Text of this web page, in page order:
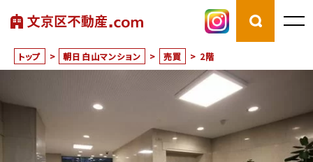
トップ > 朝日白山マンション > 売買 > 2階